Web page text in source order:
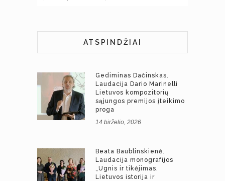
ATSPINDŽIAI
Gediminas Dačinskas.
Laudacija Dario Marinelli
Lietuvos kompozitorių
sąjungos premijos įteikimo
proga
14 birželio, 2026
Beata Baublinskienė.
Laudacija monografijos
„Ugnis ir tikėjimas.
Lietuvos istorija ir